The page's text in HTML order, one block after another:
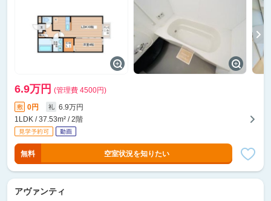
6.9万円 (管理費 4500円)
敷 0円 礼
6.9万円
1LDK / 37.53m² / 2階
無料 空室状況を知りたい
アヴァンティ